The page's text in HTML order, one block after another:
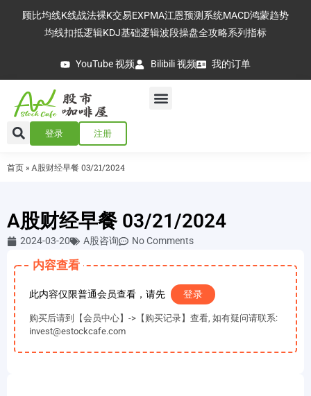
顾比均线K线战法裸K交易EXPMA江恩预测系统MACD鸿蒙趋势
均线扣抵逻辑KDJ基础逻辑波段操盘全攻略系列指标
YouTube 视频 Bilibili 视频 我的订单
登录 注册
首页 » A股财经早餐 03/21/2024
A股财经早餐 03/21/2024
2024-03-20 A股咨询 No Comments
内容查看
此内容仅限普通会员查看，请先 登录
购买后请到【会员中心】->【购买记录】查看, 如有疑问请联系:
invest@estockcafe.com